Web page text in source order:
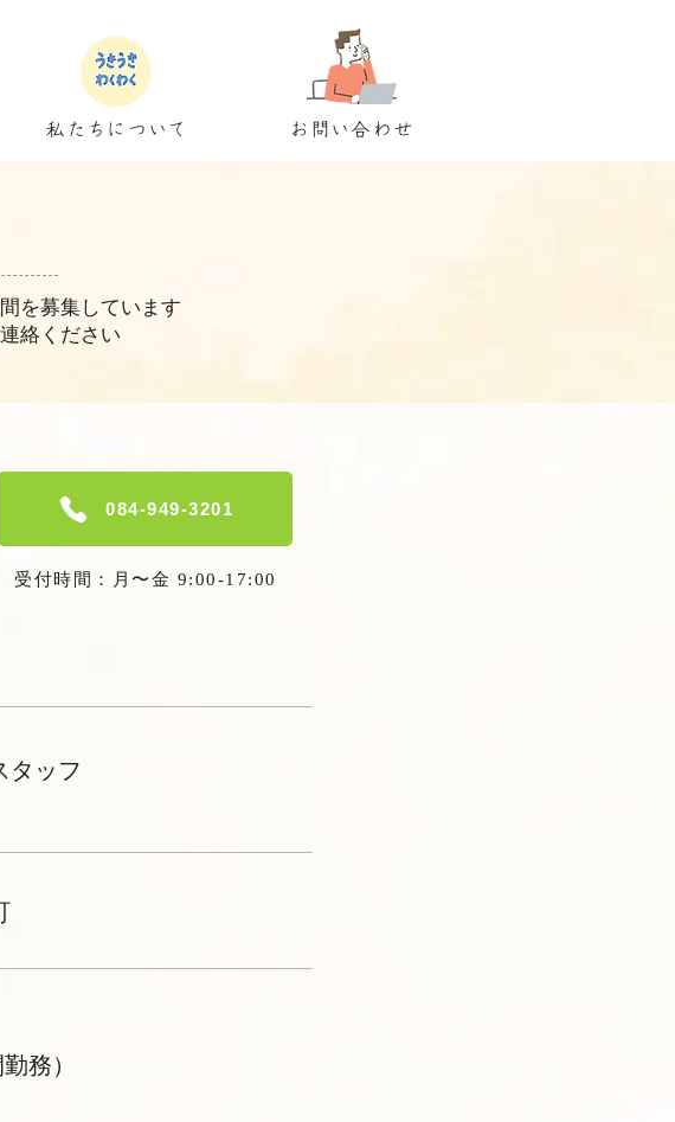
私たちについて お問い合わせ
を募集しています
絡ください
084-949-3201
受付時間：月〜金 9:00-17:00
タッフ
務）